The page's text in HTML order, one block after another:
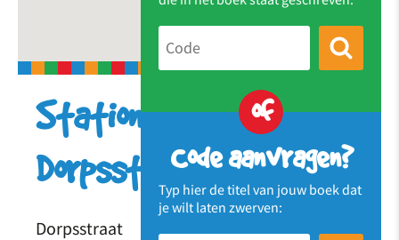
of
Code aanvragen?
Typ hier de titel van jouw boek dat
je wilt laten zwerven:
Station
Dorpsstraat
Dorpsstraat